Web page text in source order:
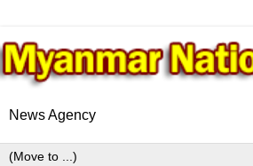
News Agency